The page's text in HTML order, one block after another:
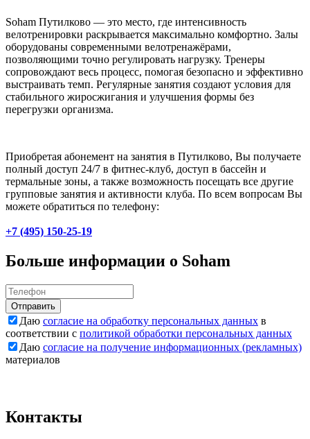
Soham Путилково — это место, где интенсивность
велотренировки раскрывается максимально комфортно. Залы
оборудованы современными велотренажёрами,
позволяющими точно регулировать нагрузку. Тренеры
сопровождают весь процесс, помогая безопасно и эффективно
выстраивать темп. Регулярные занятия создают условия для
стабильного жиросжигания и улучшения формы без
перегрузки организма.
Приобретая абонемент на занятия в Путилково, Вы получаете
полный доступ 24/7 в фитнес-клуб, доступ в бассейн и
термальные зоны, а также возможность посещать все другие
групповые занятия и активности клуба. По всем вопросам Вы
можете обратиться по телефону:
+7 (495) 150-25-19
Больше информации о Soham
Отправить
Даю согласие на обработку персональных данных в
соответствии с политикой обработки персональных данных
Даю согласие на получение информационных (рекламных)
материалов
Контакты